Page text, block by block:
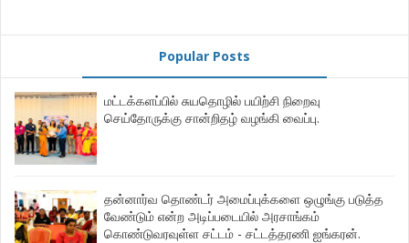
Popular Posts
மட்டக்களப்பில் சுயதொழில் பயிற்சி நிறைவு
செய்தோருக்கு சான்றிதழ் வழங்கி வைப்பு.
தன்னார்வ தொண்டர் அமைப்புக்களை ஒழுங்கு படுத்த
வேண்டும் என்ற அடிப்படையில் அரசாங்கம்
கொண்டுவரவுள்ள சட்டம் - சட்டத்தரணி ஐங்கரன்.